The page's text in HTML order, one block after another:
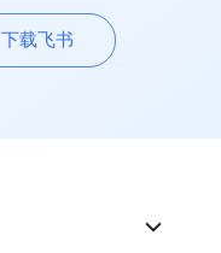
下载飞书